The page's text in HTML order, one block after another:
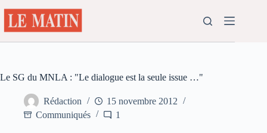
au
contenu
Le SG du MNLA : "Le dialogue est la seule issue …"
Rédaction
15 novembre 2012
Communiqués
1